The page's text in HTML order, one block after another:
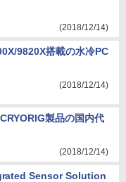
(2018/12/14)
9820X搭載の水冷PC
(2018/12/14)
製品の国内代
(2018/12/14)
Sensor Solution